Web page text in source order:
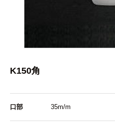
K150角
口部 35m/m